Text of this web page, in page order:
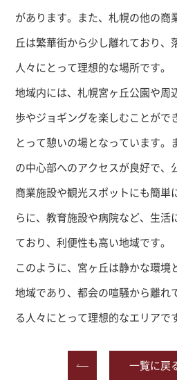
があります。また、札幌の他の商
丘は繁華街から少し離れており、
人々にとって理想的な場所です。
地域内には、札幌宮ヶ丘公園や周
歩やジョギングを楽しむことがで
とって憩いの場となっています。
の中心部へのアクセスが良好で、
商業施設や観光スポットにも簡単
らに、教育施設や病院など、生活
ており、利便性も高い地域です。
このように、宮ヶ丘は静かな環境
地域であり、都会の喧騒から離れ
る人々にとって理想的なエリアで
一覧に戻